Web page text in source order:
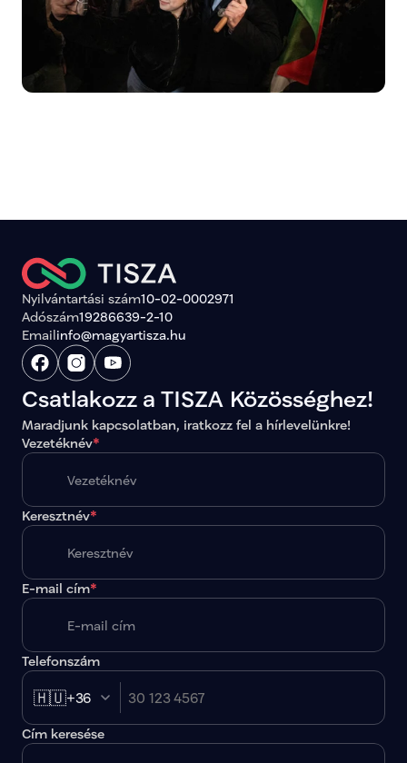
Nyilvántartási szám10-02-0002971
Adószám19286639-2-10
Emailinfo@magyartisza.hu
Csatlakozz a TISZA Közösséghez!
Maradjunk kapcsolatban, iratkozz fel a hírlevelünkre!
Vezetéknév*
Keresztnév*
E-mail cím*
Telefonszám
🇭🇺+36
Cím keresése